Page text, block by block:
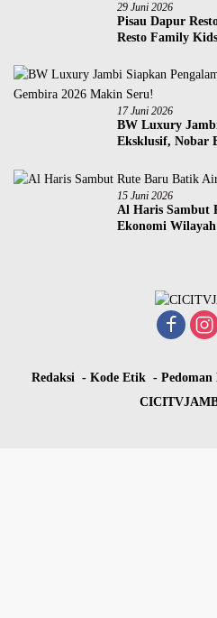
29 Juni 2026
Pisau Dapur
Resto Family
17 Juni 2026
BW Luxury
Eksklusif, Nobar
15 Juni 2026
Al Haris Sambut
Ekonomi
Redaksi Kode Etik Pedoman